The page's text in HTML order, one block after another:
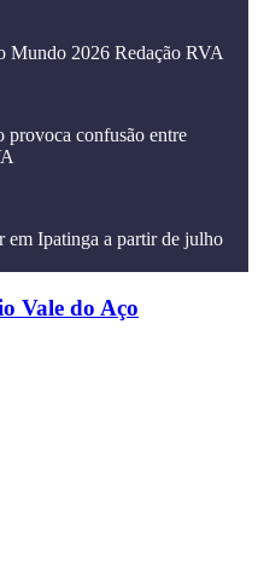
Mundo 2026 Redação RVA
confusão entre
em Ipatinga a partir de julho